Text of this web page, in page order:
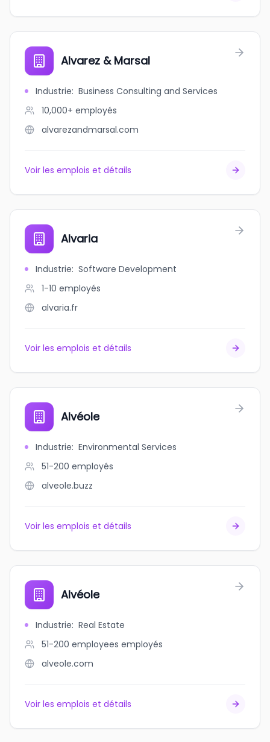
Alvarez & Marsal
Industrie: Business Consulting and Services
10,000+ employés
alvarezandmarsal.com
Voir les emplois et détails
Alvaria
Industrie: Software Development
1-10 employés
alvaria.fr
Voir les emplois et détails
Alvéole
Industrie: Environmental Services
51-200 employés
alveole.buzz
Voir les emplois et détails
Alvéole
Industrie: Real Estate
51-200 employees employés
alveole.com
Voir les emplois et détails